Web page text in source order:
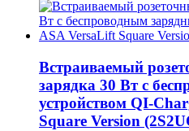
Встраиваемый
зарядка 30 Вт c
устройством QI-
Square Version